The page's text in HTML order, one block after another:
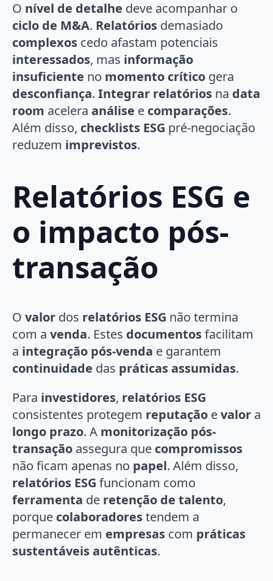
O nível de detalhe deve acompanhar o
ciclo de M&A. Relatórios demasiado
complexos cedo afastam potenciais
interessados, mas informação
insuficiente no momento crítico gera
desconfiança. Integrar relatórios na data
room acelera análise e comparações.
Além disso, checklists ESG pré-negociação
reduzem imprevistos.
Relatórios ESG e
o impacto pós-
transação
O valor dos relatórios ESG não termina
com a venda. Estes documentosfacilitam
a integração pós-venda e garantem
continuidade das práticas assumidas.
Para investidores, relatórios ESG
consistentes protegem reputação evalor a
longo prazo. A monitorização pós-
transação assegura que compromissos
não ficam apenas no papel. Além disso,
relatórios ESG funcionam como
ferramenta de retenção de talento,
porque colaboradorestendem a
permanecer em empresas com práticas
sustentáveis autênticas.